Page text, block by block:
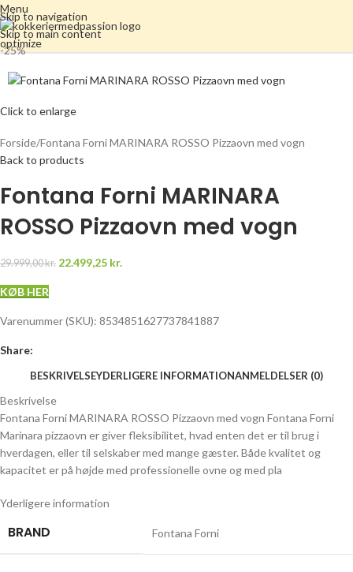
Skip to navigation
Skip to main content
Menu
-25%
Click to enlarge
Forside Fontana Forni MARINARA ROSSO Pizzaovn med vogn
Back to products
Fontana Forni MARINARA
ROSSO Pizzaovn med vogn
29.999,00kr. 22.499,25 kr.
KØB HER
Varenummer (SKU): 8534851627737841887
Share:
BESKRIVELSEYDERLIGERE INFORMATIONANMELDELSER (0)
Beskrivelse
Fontana Forni MARINARA ROSSO Pizzaovn med vogn Fontana Forni
Marinara pizzaovn er giver fleksibilitet, hvad enten det er til brug i
hverdagen, eller til selskaber med mange gæster. Både kvalitet og
kapacitet er på højde med professionelle ovne og med pla
Yderligere information
BRAND Fontana Forni